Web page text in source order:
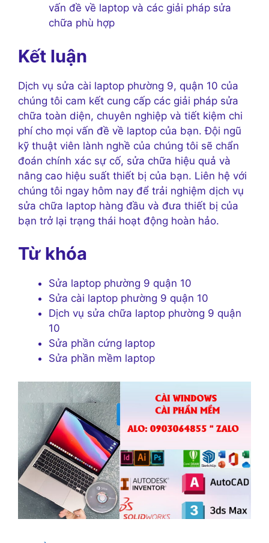
vấn đề về laptop và các giải pháp sửa
chữa phù hợp
Kết luận
Dịch vụ sửa cài laptop phường 9, quận 10 của
chúng tôi cam kết cung cấp các giải pháp sửa
chữa toàn diện, chuyên nghiệp và tiết kiệm chi
phí cho mọi vấn đề về laptop của bạn. Đội ngũ
kỹ thuật viên lành nghề của chúng tôi sẽ chẩn
đoán chính xác sự cố, sửa chữa hiệu quả và
nâng cao hiệu suất thiết bị của bạn. Liên hệ với
chúng tôi ngay hôm nay để trải nghiệm dịch vụ
sửa chữa laptop hàng đầu và đưa thiết bị của
bạn trở lại trạng thái hoạt động hoàn hảo.
Từ khóa
Sửa laptop phường 9 quận 10
Sửa cài laptop phường 9 quận 10
Dịch vụ sửa chữa laptop phường 9 quận
10
Sửa phần cứng laptop
Sửa phần mềm laptop